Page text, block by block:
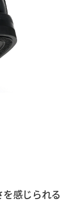
感じられる